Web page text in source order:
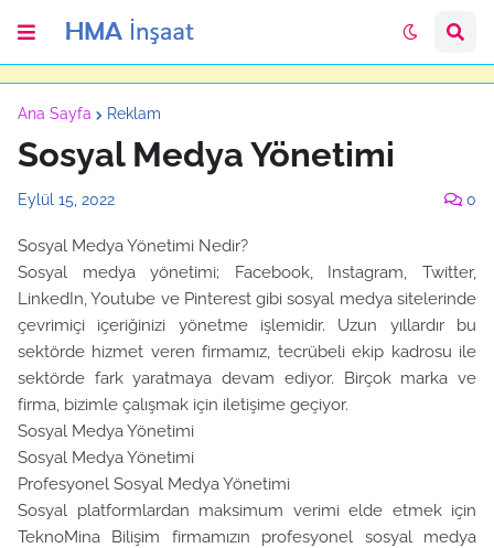
Ana Sayfa Reklam
Sosyal Medya Yönetimi
Eylül 15, 2022 0
Sosyal Medya Yönetimi Nedir?
Sosyal medya yönetimi; Facebook, Instagram, Twitter,
LinkedIn, Youtube ve Pinterest gibi sosyal medya sitelerinde
çevrimiçi içeriğinizi yönetme işlemidir. Uzun yıllardır bu
sektörde hizmet veren firmamız, tecrübeli ekip kadrosu ile
sektörde fark yaratmaya devam ediyor. Birçok marka ve
firma, bizimle çalışmak için iletişime geçiyor.
Sosyal Medya Yönetimi
Sosyal Medya Yönetimi
Profesyonel Sosyal Medya Yönetimi
Sosyal platformlardan maksimum verimi elde etmek için
TeknoMina Bilişim firmamızın profesyonel sosyal medya